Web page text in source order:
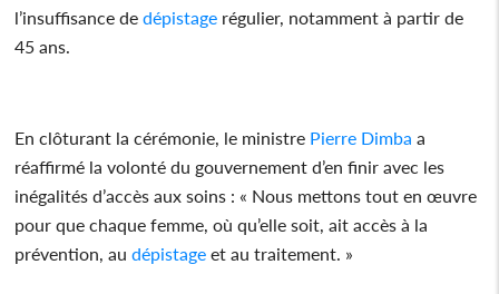
l’insuffisance de dépistage régulier, notamment à partir de
45 ans.
En clôturant la cérémonie, le ministre Pierre Dimba a
réaffirmé la volonté du gouvernement d’en finir avec les
inégalités d’accès aux soins : « Nous mettons tout en œuvre
pour que chaque femme, où qu’elle soit, ait accès à la
prévention, au dépistage et au traitement. »